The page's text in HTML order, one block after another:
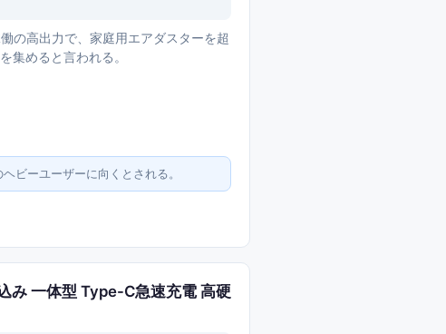
の高出力で、家庭用エアダスターを超
集めると言われる。
ビーユーザーに向くとされる。
み 一体型 Type-C急速充電 高硬